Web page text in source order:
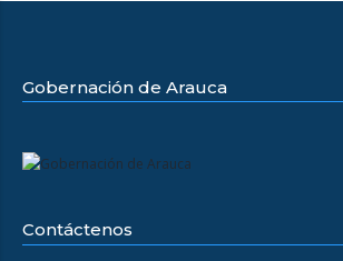
Gobernación de Arauca
Contáctenos